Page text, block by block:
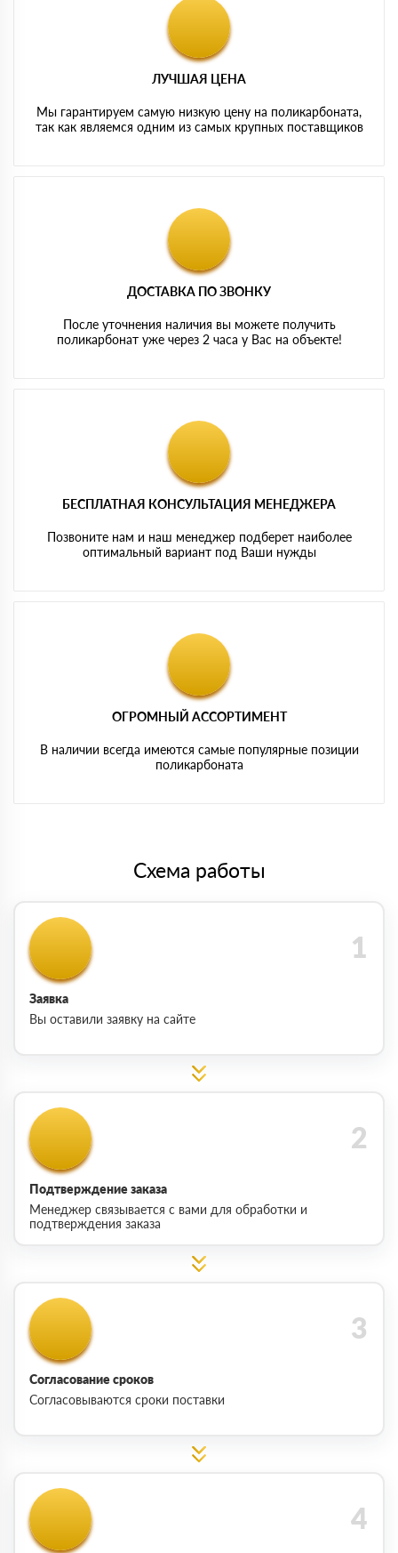
ЛУЧШАЯ ЦЕНА
Мы гарантируем самую низкую цену на поликарбоната,
так как являемся одним из самых крупных поставщиков
ДОСТАВКА ПО ЗВОНКУ
После уточнения наличия вы можете получить
поликарбонат уже через 2 часа у Вас на объекте!
БЕСПЛАТНАЯ КОНСУЛЬТАЦИЯ МЕНЕДЖЕРА
Позвоните нам и наш менеджер подберет наиболее
оптимальный вариант под Ваши нужды
ОГРОМНЫЙ АССОРТИМЕНТ
В наличии всегда имеются самые популярные позиции
поликарбоната
Схема работы
Заявка
Вы оставили заявку на сайте
Подтверждение заказа
Менеджер связывается с вами для обработки и
подтверждения заказа
Согласование сроков
Согласовываются сроки поставки